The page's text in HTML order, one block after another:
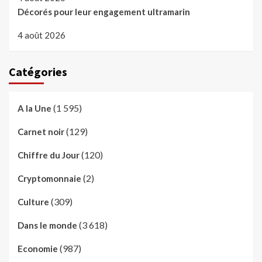
Décorés pour leur engagement ultramarin
4 août 2026
Catégories
A la Une (1 595)
Carnet noir(129)
Chiffre du Jour(120)
Cryptomonnaie (2)
Culture (309)
Dans le monde (3 618)
Economie (987)